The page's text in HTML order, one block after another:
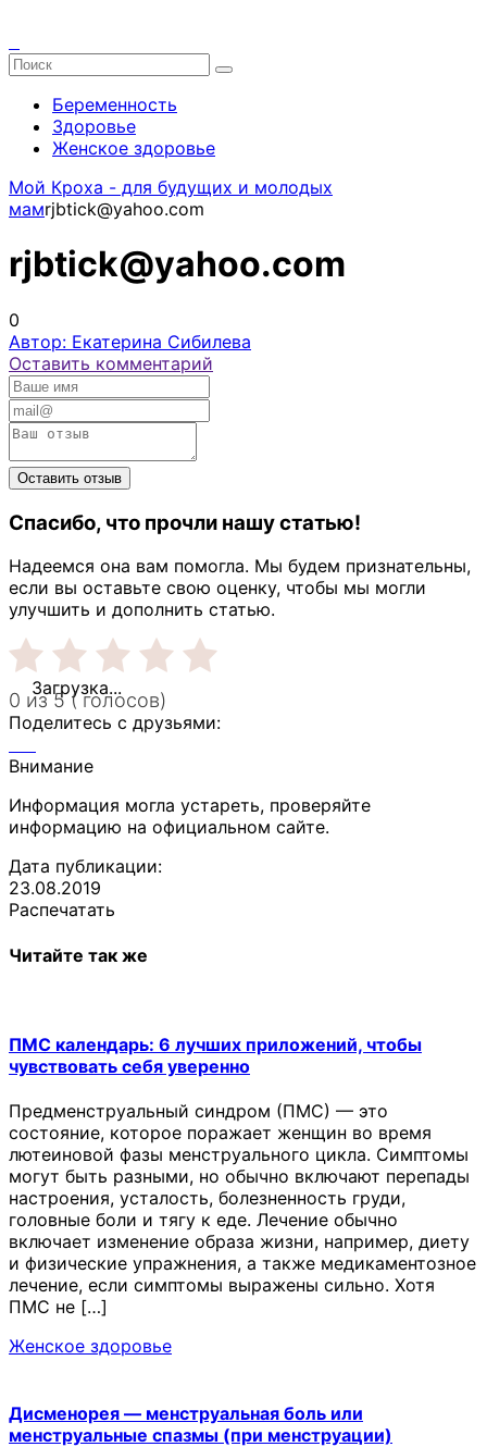
Беременность
Здоровье
Женское здоровье
Мой Кроха - для будущих и молодых
мамrjbtick@yahoo.com
rjbtick@yahoo.com
0
Автор: Екатерина Сибилева
Оставить комментарий
Спасибо, что прочли нашу статью!
Надеемся она вам помогла. Мы будем признательны,
если вы оставьте свою оценку, чтобы мы могли
улучшить и дополнить статью.
Загрузка...
0 из 5 ( голосов)
Поделитесь с друзьями:
Внимание
Информация могла устареть, проверяйте
информацию на официальном сайте.
Дата публикации:
23.08.2019
Распечатать
Читайте так же
ПМС календарь: 6 лучших приложений, чтобы
чувствовать себя уверенно
Предменструальный синдром (ПМС) — это
состояние, которое поражает женщин во время
лютеиновой фазы менструального цикла. Симптомы
могут быть разными, но обычно включают перепады
настроения, усталость, болезненность груди,
головные боли и тягу к еде. Лечение обычно
включает изменение образа жизни, например, диету
и физические упражнения, а также медикаментозное
лечение, если симптомы выражены сильно. Хотя
ПМС не […]
Женское здоровье
Дисменорея — менструальная боль или
менструальные спазмы (при менструации)